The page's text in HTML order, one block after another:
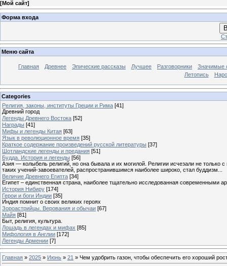
[Мой сайт]
Форма входа
Меню сайта
Главная Древнее Эпические рассказы Лучшее Разговорники
Значимые
Летопись
Categories
Религия, законы, институты Греции и Рима [41]
Древний город
Легенды Древнего Востока [52]
Награды [41]
Мифы и легенды Китая [63]
Язык в революционное время [35]
Краткое содержание произведений русской литературы [37]
Шотландские легенды и предания [51]
Будда. История и легенды [56]
Азия — колыбель религий, но она бывала и их могилой. Религии исчезали не
таких учений-завоевателей, распространившимся наиболее широко, стал буддизм...
Величие Древнего Египта [34]
Египет – единственная страна, наиболее тщательно исследованная современными
История Нибиру [174]
Герои и боги Индии [35]
Индия помнит о своих великих героях
Зороастрийцы. Верования и обычаи [67]
Майя [81]
Быт, религия, культура.
Лошадь в легендах и мифах [85]
Мифология в Англии [172]
Легенды Армении [7]
Главная » 2025 » Июнь » 21 » Чем удобрить газон, чтобы обеспечить его хороший